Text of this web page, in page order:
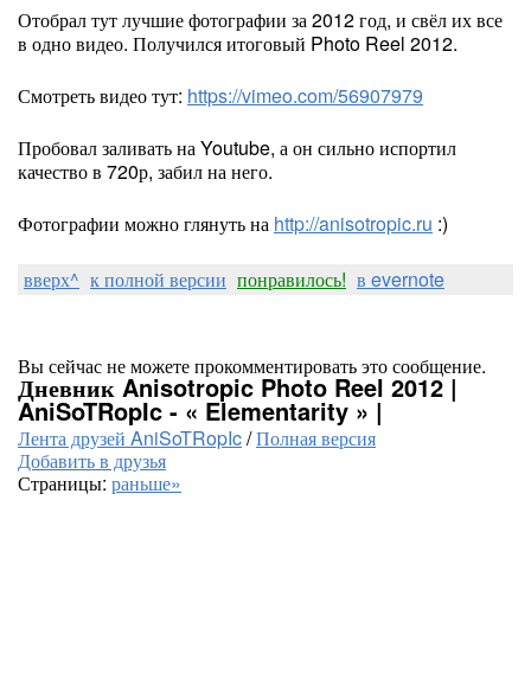
Отобрал тут лучшие фотографии за 2012 год, и свёл их все
в одно видео. Получился итоговый Photo Reel 2012.
Смотреть видео тут: https://vimeo.com/56907979
Пробовал заливать на Youtube, а он сильно испортил
качество в 720р, забил на него.
Фотографии можно глянуть на http://anisotropic.ru :)
вверх^ к полной версии понравилось! в evernote
Вы сейчас не можете прокомментировать это сообщение.
Дневник Anisotropic Photo Reel 2012 |
AniSoTRopIc - « Elementarity » |
Лента друзей AniSoTRopIc/Полная версия
Добавить в друзья
Страницы: раньше»